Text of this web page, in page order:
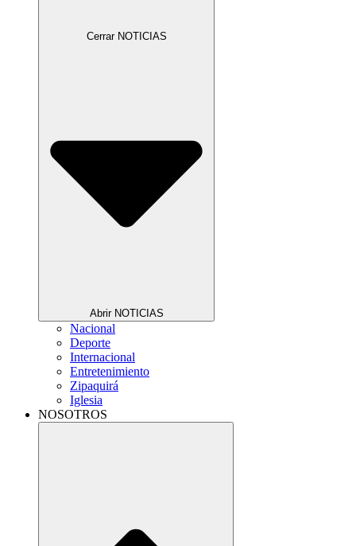
Cerrar NOTICIAS
Abrir NOTICIAS
Nacional
Deporte
Internacional
Entretenimiento
Zipaquirá
Iglesia
NOSOTROS